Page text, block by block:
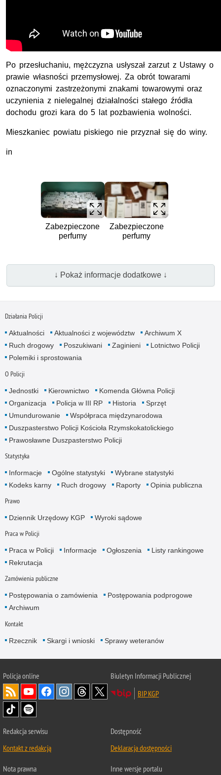
Po przesłuchaniu, mężczyzna usłyszał zarzut z Ustawy o
prawie własności przemysłowej. Za obrót towarami
oznaczonymi zastrzeżonymi znakami towarowymi oraz
uczynienia z nielegalnej działalności stałego źródła
dochodu grozi kara do 5 lat pozbawienia wolności.
Mieszkaniec powiatu piskiego nie przyznał się do winy.
in
Zabezpieczone
perfumy
Zabezpieczone
perfumy
↓ Pokaż informacje dodatkowe ↓
Działania Policji
Aktualności Aktualności z województw
Archiwum X
Ruch drogowy
Poszukiwani Zaginieni
Lotnictwo Policji
Polemiki i sprostowania
O Policji
Jednostki Kierownictwo
Komenda Główna Policji
Organizacja
Policja w III RP Historia
Sprzęt
Umundurowanie
Współpraca międzynarodowa
Duszpasterstwo Policji Kościoła Rzymskokatolickiego
Prawosławne Duszpasterstwo Policji
Statystyka
Informacje Ogólne statystyki
Wybrane statystyki
Kodeks karny
Ruch drogowy Raporty Opinia publiczna
Prawo
Dziennik Urzędowy KGP Wyroki sądowe
Praca w Policji
Praca w Policji Informacje Ogłoszenia
Listy rankingowe
Rekrutacja
Zamówienia publiczne
Postępowania o zamówienia
Postępowania podprogowe
Archiwum
Kontakt
Rzecznik Skargi i wnioski Sprawy weteranów
Policjaonline
Biuletyn Informacji Publicznej
BIP KGP
Redakcja serwisu
Kontakt z redakcją
Dostępność
Deklaracja dostępności
Nota prawna Inne wersje portalu